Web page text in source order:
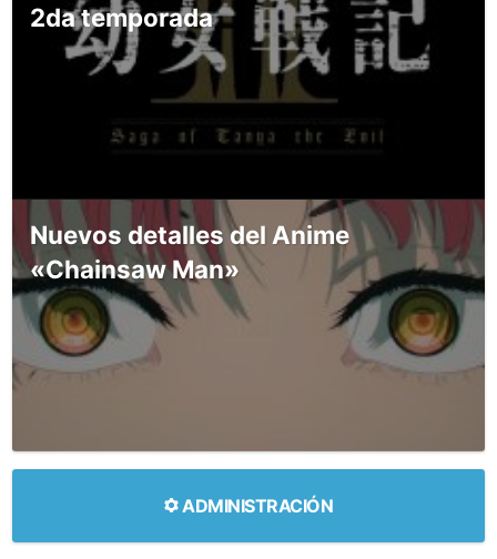
2da temporada
Nuevos detalles del Anime
«Chainsaw Man»
ADMINISTRACIÓN